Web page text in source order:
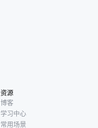
资源
博客
学习中心
常用场景